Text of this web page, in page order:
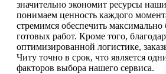
значительно экономит ресурсы
понимаем ценность каждого
стремимся обеспечить
готовых работ. Кроме того,
оптимизированной логистике,
Читу точно в срок, что является
факторов выбора нашего сервиса.